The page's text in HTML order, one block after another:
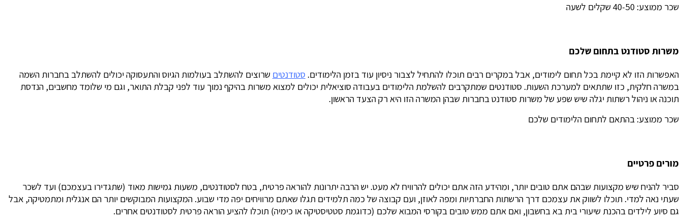
שכר ממוצע: 40-50 שקלים לשעה
משרות סטודנט בתחום שלכם
האפשרות הזו לא קיימת בכל תחום לימודים, אבל במקרים רבים תוכלו להתחיל לצבור ניסיון עוד בזמן הלימודים. סטודנטים שרוצים להשתלב בעולמות הגיוס והתעסוקה יכולים להשתלב בחברות השמה
במשרה חלקית, כזו שתתאים למערכת השעות. סטודנטים שמתקרבים להשלמת הלימודים בעבודה סוציאלית יכולים למצוא משרות בהיקף נמוך עוד לפני קבלת התואר, וגם מי שלומד מחשבים, הנדסת
תוכנה או ניהול רשתות יגלה שיש שפע של משרות סטודנט בחברות שבהן המשרה הזו היא רק הצעד הראשון.
שכר ממוצע: בהתאם לתחום הלימודים שלכם
מורים פרטיים
סביר להניח שיש מקצועות שבהם אתם טובים יותר, ומהידע הזה אתם יכולים להרוויח לא מעט. יש הרבה יתרונות להוראה פרטית, בטח לסטודנטים, משעות גמישות מאוד (שתגדירו בעצמכם) ועד לשכר
שעתי נאה למדי. תוכלו לשווק את עצמכם דרך הרשתות החברתיות ומפה לאוזן, ועם קבוצה של כמה תלמידים תגלו שאתם מרוויחים יפה מדי שבוע. המקצועות המבוקשים יותר הם אנגלית ומתמטיקה, אבל
גם סיוע לילדים בהכנת שיעורי בית בא בחשבון, ואם אתם ממש טובים בקורסי המבוא שלכם (כדוגמת סטטיסטיקה או כימיה) תוכלו להציע הוראה פרטית לסטודנטים אחרים.